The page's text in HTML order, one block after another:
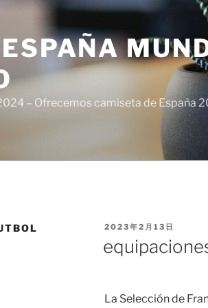
– Ofrecemos camiseta de España
PUBLICADO
2023年2月13日
La Selección de